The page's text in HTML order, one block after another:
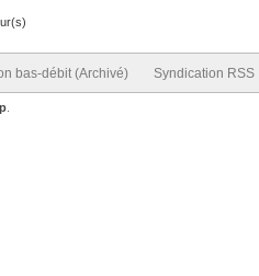
bas-débit (Archivé) Syndication RSS